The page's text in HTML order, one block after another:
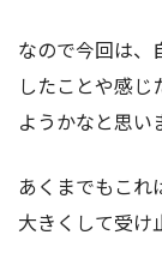
なので今回は、
したことや感
ようかなと思い
あくまでもこれ
大きくして受け